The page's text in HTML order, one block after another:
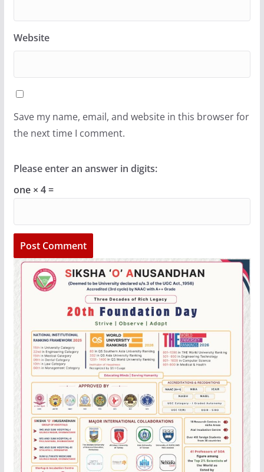
Website
Save my name, email, and website in this browser for
the next time I comment.
Please enter an answer in digits:
one × 4 =